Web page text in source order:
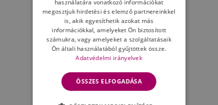
használatára vonatkozó információkat
megosztjuk hirdetési és elemző partnereinkkel
is, akik egyesíthetik azokat más
információkkal, amelyeket Ön biztosított
számukra, vagy amelyeket a szolgáltatásaik
Ön általi használatából gyűjtöttek össze.
Adatvédelmi irányelvek
ÖSSZES ELFOGADÁSA